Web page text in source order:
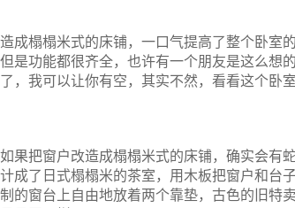
成榻榻米式的床铺，一口气提高了整个卧室
是功能都很齐全，也许有一个朋友是这么想
，我可以让你有空，其实不然，看看这个卧
果把窗户改造成榻榻米式的床铺，确实会有
成了日式榻榻米的茶室，用木板把窗户和台
的窗台上自由地放着两个靠垫，古色的旧特